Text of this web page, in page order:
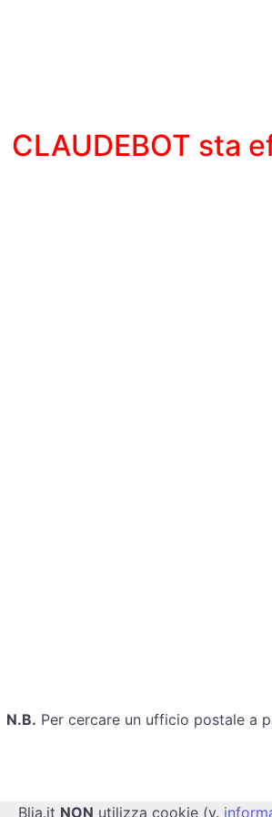
CLAUDEBOT sta
N.B. Per cercare un ufficio postale a
Blia.it NON utilizza cookie (v.